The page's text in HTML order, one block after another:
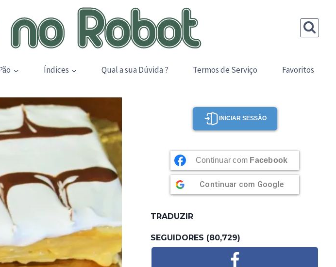
Índices Qual a sua Dúvida ? Termos de Serviço Favoritos
INICIAR SESSÃO
Continuar com Facebook
Continuar com Google
TRADUZIR
SEGUIDORES (80,729)